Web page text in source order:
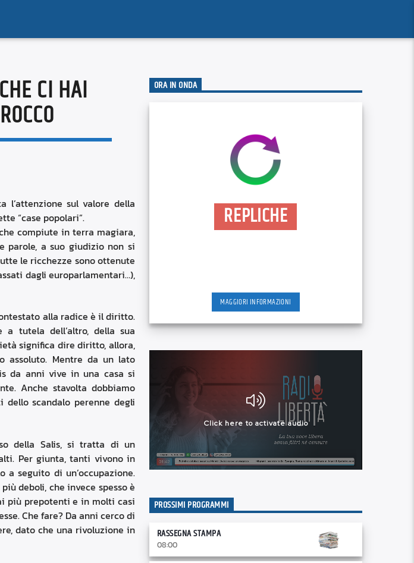
CI HAI
sul valore della
“case popolari”.
compiute in terra magiara,
parole, a suo giudizio non si
le ricchezze sono ottenute
dagli europarlamentari…),
alla radice è il diritto.
tutela dell’altro, della sua
significa dire diritto, allora,
assoluto. Mentre da un lato
da anni vive in una casa si
Anche stavolta dobbiamo
scandalo perenne degli
della Salis, si tratta di un
Per giunta, tanti vivono in
a seguito di un’occupazione.
deboli, che invece spesso è
più prepotenti e in molti casi
Che fare? Da anni cerco di
dato che una rivoluzione in
ORA IN ONDA
REPLICHE
MAGGIORI INFORMAZIONI
PROSSIMI PROGRAMMI
RASSEGNA STAMPA
08:00